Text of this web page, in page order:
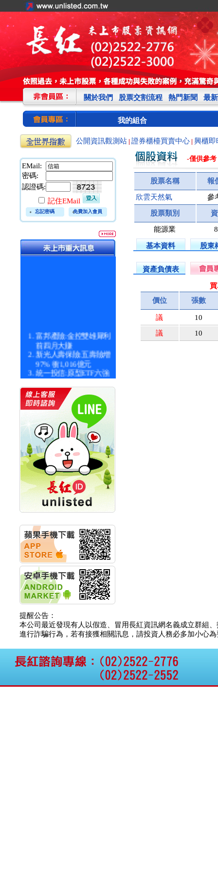
關於我們 股票交割流程 熱門新聞 最
我的組合
公開資訊觀測站 證券櫃檯買賣中心 興櫃即
EMail:
密碼:
認證碼:
記住EMail
忘記密碼 免費加入會員
富邦產險:金控雙雄犀利
前四月大賺
新光人壽保險:五壽險增
97% 衝1,016億元
統一投信:原型ETF六強
漲逾九成
統一投信:主動式ETF溢
價 被盯上
新光人壽保險:新壽Q1外
價金將達996億
宇辰系統科技:宇辰業績
創新高 啟動興櫃轉上櫃
計畫
明緯企業:明緯永續科技
競賽 以電源驅動善的力
量
秀育企業:秀育SHO-U儲
能系統 獲國內首張CNS
認證
聯博投信:聯博00404A
華旭先進:代重要子公司
碩通散熱股份有限公司
公告董事會通過發言人
及代理發
華旭先進:代重要子公司
碩通散熱股份有限公司
公告董事會決議發行員
工認股權
華旭先進:代重要子公司
碩通散熱股份有限公司
公告董事會追認113年
向關係
華旭先進:代重要子公司
碩通散熱股份有限公司
公告向關係人取得使用
權資產
仁新醫藥:代重要子公司
BeliteBio,Inc公告受邀參
-僅供參考
股票名稱 報
欣雲天然氣 參
股票類別
能源業
基本資料 股東
資產負債表
價位
張數
議
10
議
10
提醒公告：
本公司最近發現有人以假造、冒用長紅資訊網名義成立群組
進行詐騙行為，若有接獲相關訊息，請投資人務必多加小心